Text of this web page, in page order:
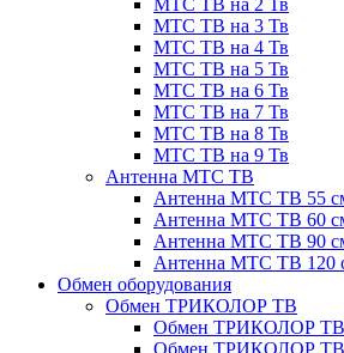
МТС ТВ на 2 Тв
МТС ТВ на 3 Тв
МТС ТВ на 4 Тв
МТС ТВ на 5 Тв
МТС ТВ на 6 Тв
МТС ТВ на 7 Тв
МТС ТВ на 8 Тв
МТС ТВ на 9 Тв
Антенна МТС ТВ
Антенна МТС ТВ 55
Антенна МТС ТВ 60
Антенна МТС ТВ 90
Антенна МТС ТВ 120
Обмен оборудования
Обмен ТРИКОЛОР ТВ
Обмен ТРИКОЛОР ТВ
Обмен ТРИКОЛОР ТВ